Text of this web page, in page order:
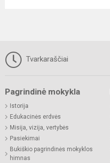
Tvarkaraščiai
Pagrindinė mokykla
Istorija
Edukacinės erdvės
Misija, vizija, vertybės
Pasiekimai
Bukiškio pagrindinės mokyklos
himnas